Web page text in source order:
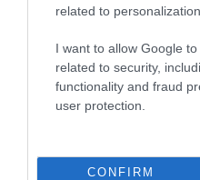
related to personalization.
I want to allow Google
related to security,
functionality and fraud
user protection.
CONFIRM
Η COSMOTE
Climate Leaders”
4η συνεχόμενη